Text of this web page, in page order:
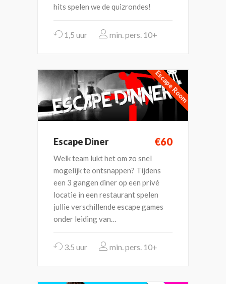
hits spelen we de quizrondes!
1,5 uur 10+
Escape Room
Escape Diner €60
Welk team lukt het om zo snel
mogelijk te ontsnappen? Tijdens
een 3 gangen diner op een privé
locatie in een restaurant spelen
jullie verschillende escape games
onder leiding van…
3.5 uur 10+